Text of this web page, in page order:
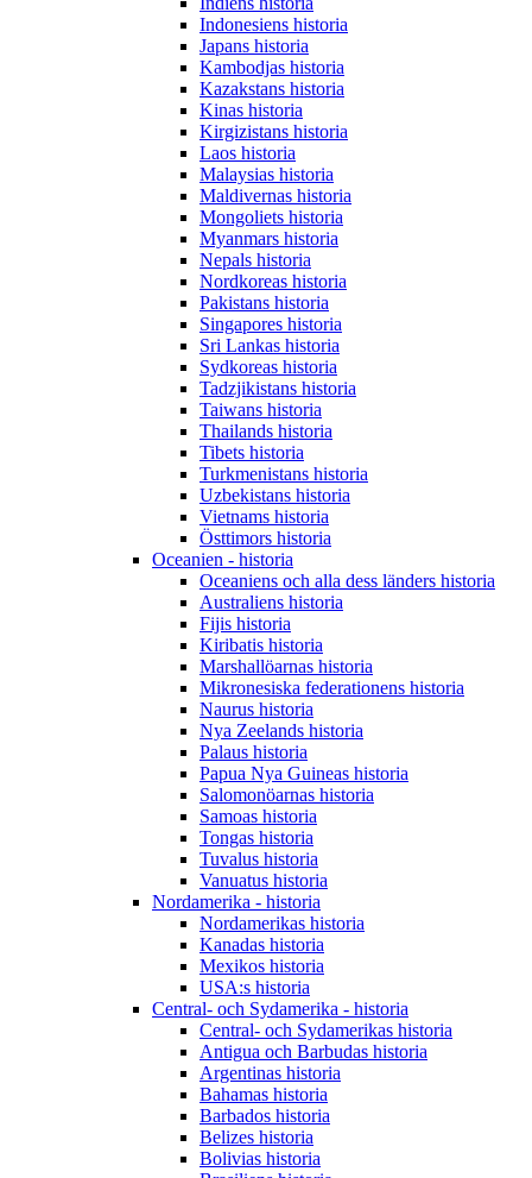
Indonesiens historia
Japans historia
Kambodjas historia
Kazakstans historia
Kinas historia
Kirgizistans historia
Laos historia
Malaysias historia
Maldivernas historia
Mongoliets historia
Myanmars historia
Nepals historia
Nordkoreas historia
Pakistans historia
Singapores historia
Sri Lankas historia
Sydkoreas historia
Tadzjikistans historia
Taiwans historia
Thailands historia
Tibets historia
Turkmenistans historia
Uzbekistans historia
Vietnams historia
Östtimors historia
Oceanien - historia
Oceaniens och alla dess länders historia
Australiens historia
Fijis historia
Kiribatis historia
Marshallöarnas historia
Mikronesiska federationens historia
Naurus historia
Nya Zeelands historia
Palaus historia
Papua Nya Guineas historia
Salomonöarnas historia
Samoas historia
Tongas historia
Tuvalus historia
Vanuatus historia
Nordamerika - historia
Nordamerikas historia
Kanadas historia
Mexikos historia
USA:s historia
Central- och Sydamerika - historia
Central- och Sydamerikas historia
Antigua och Barbudas historia
Argentinas historia
Bahamas historia
Barbados historia
Belizes historia
Bolivias historia